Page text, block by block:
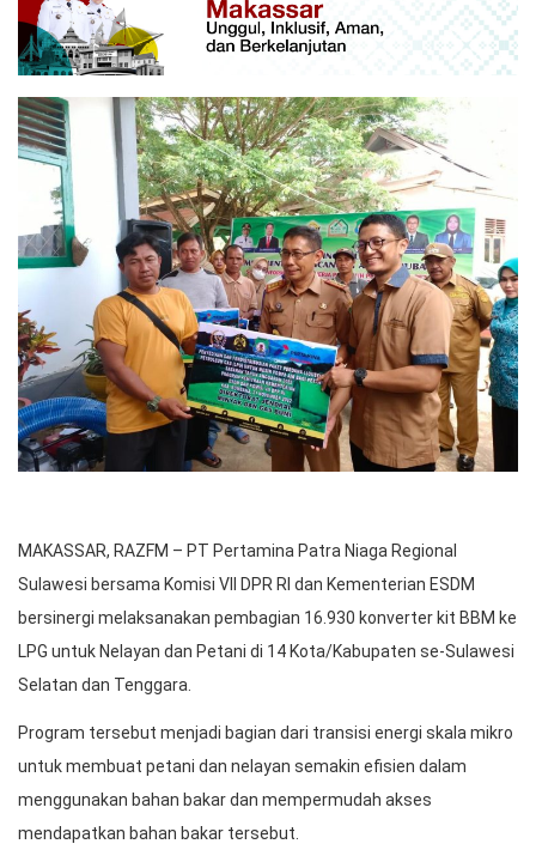
MAKASSAR, RAZFM – PT Pertamina Patra Niaga Regional
Sulawesi bersama Komisi VII DPR RI dan Kementerian ESDM
bersinergi melaksanakan pembagian 16.930 konverter kit BBM ke
LPG untuk Nelayan dan Petani di 14 Kota/Kabupaten se-Sulawesi
Selatan dan Tenggara.
Program tersebut menjadi bagian dari transisi energi skala mikro
untuk membuat petani dan nelayan semakin efisien dalam
menggunakan bahan bakar dan mempermudah akses
mendapatkan bahan bakar tersebut.